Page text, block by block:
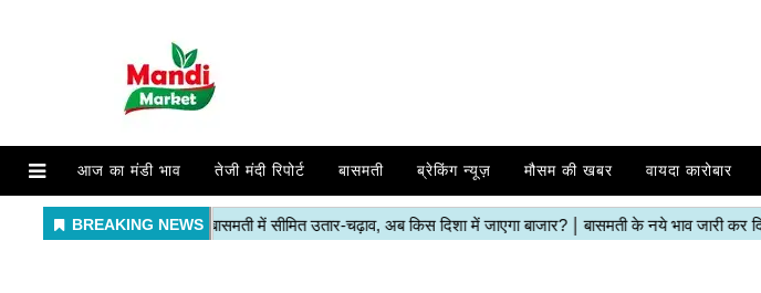
आज का मंडी भाव तेजी मंदी रिपोर्ट बासमती ब्रेकिंग न्यूज़ मौसम की खबर वायदा कारोबार